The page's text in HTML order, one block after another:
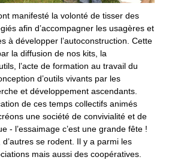
manifesté la volonté de tisser des
afin d’accompagner les usagères et
à développer l’autoconstruction. Cette
la diffusion de nos kits, la
l’acte de formation au travail du
d’outils vivants par les
et développement ascendants.
de ces temps collectifs animés
une société de convivialité et de
- l’essaimage c’est une grande fête !
se rodent. Il y a parmi les
mais aussi des coopératives.